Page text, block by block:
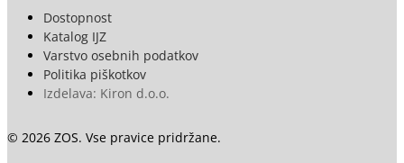
© 2026 ZOS. Vse pravice pridržane.
Dostopnost
Katalog IJZ
Varstvo osebnih podatkov
Politika piškotkov
Izdelava: Kiron d.o.o.